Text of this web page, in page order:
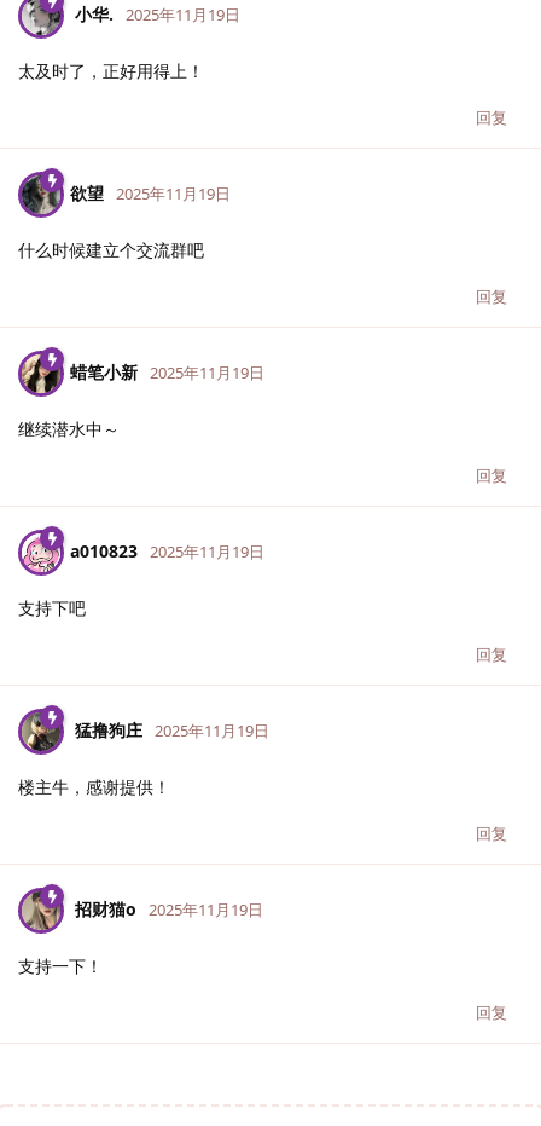
小华.​ 2025年11月19日
太及时了，正好用得上！
回复
欲望 2025年11月19日
什么时候建立个交流群吧
回复
蜡笔小新 2025年11月19日
继续潜水中～
回复
a010823 2025年11月19日
支持下吧
回复
猛撸狗庄 2025年11月19日
楼主牛，感谢提供！
回复
招财猫o 2025年11月19日
支持一下！
回复